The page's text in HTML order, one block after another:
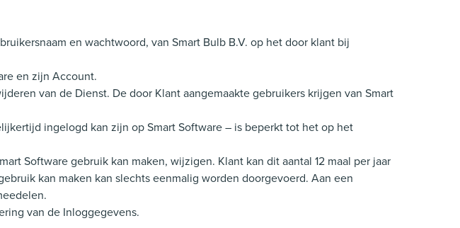
en wachtwoord, van Smart Bulb B.V. op het door klant bij
en zijn Account.
van de Dienst. De door Klant aangemaakte gebruikers krijgen van Smart
ingelogd kan zijn op Smart Software – is beperkt tot het op het
Software gebruik kan maken, wijzigen. Klant kan dit aantal 12 maal per jaar
kan maken kan slechts eenmalig worden doorgevoerd. Aan een
van de Inloggegevens.